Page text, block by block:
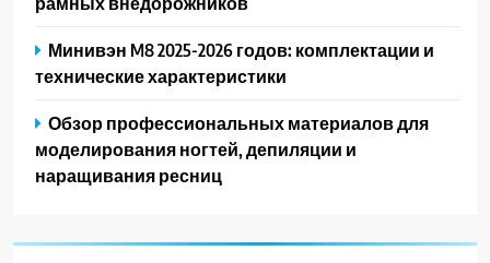
Минивэн M8 2025-2026 годов: комплектации и
технические характеристики
Обзор профессиональных материалов для
моделирования ногтей, депиляции и
наращивания ресниц